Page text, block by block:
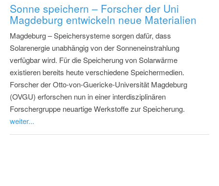
Sonne speichern – Forscher der Uni
Magdeburg entwickeln neue Materialien
Magdeburg – Speichersysteme sorgen dafür, dass
Solarenergie unabhängig von der Sonneneinstrahlung
verfügbar wird. Für die Speicherung von Solarwärme
existieren bereits heute verschiedene Speichermedien.
Forscher der Otto-von-Guericke-Universität Magdeburg
(OVGU) erforschen nun in einer interdisziplinären
Forschergruppe neuartige Werkstoffe zur Speicherung.
weiter...